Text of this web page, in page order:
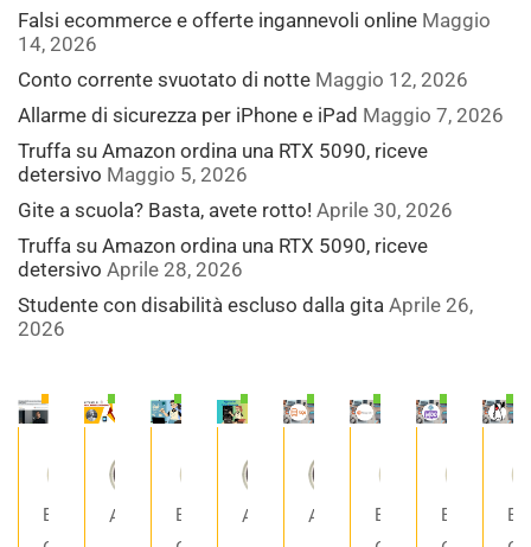
Falsi ecommerce e offerte ingannevoli online Maggio
14, 2026
Conto corrente svuotato di notte Maggio 12, 2026
Allarme di sicurezza per iPhone e iPad Maggio 7, 2026
Truffa su Amazon ordina una RTX 5090, riceve
detersivo Maggio 5, 2026
Gite a scuola? Basta, avete rotto! Aprile 30, 2026
Truffa su Amazon ordina una RTX 5090, riceve
detersivo Aprile 28, 2026
Studente con disabilità escluso dalla gita Aprile 26,
2026
Enrico
AccademiaAdw
Enrico
AccademiaAdwAccademiaAdw
Enrico
Enrico